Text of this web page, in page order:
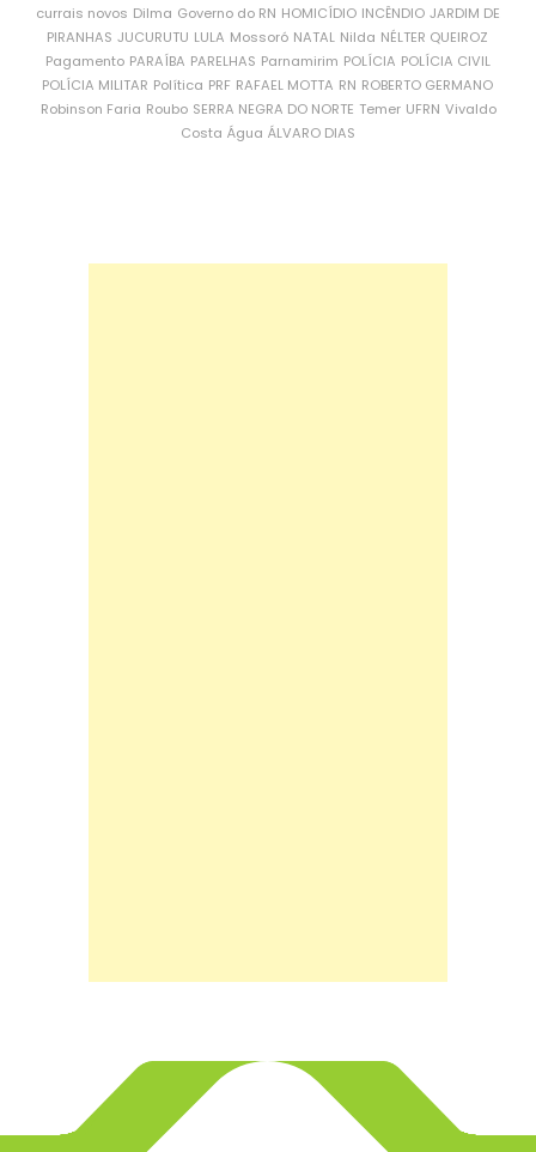
currais novos Dilma Governo do RN HOMICÍDIO INCÊNDIO JARDIM DE
PIRANHAS JUCURUTU LULA Mossoró NATAL Nilda NÉLTER QUEIROZ
Pagamento PARAÍBA PARELHAS Parnamirim POLÍCIA POLÍCIA CIVIL
POLÍCIA MILITAR Política PRF RAFAEL MOTTA RN ROBERTO GERMANO
Robinson Faria Roubo SERRA NEGRA DO NORTE Temer UFRN Vivaldo
Costa Água ÁLVARO DIAS